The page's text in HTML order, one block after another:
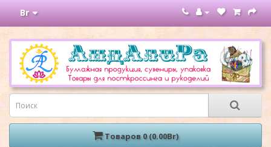
Br
Товаров 0 (0.00Br)